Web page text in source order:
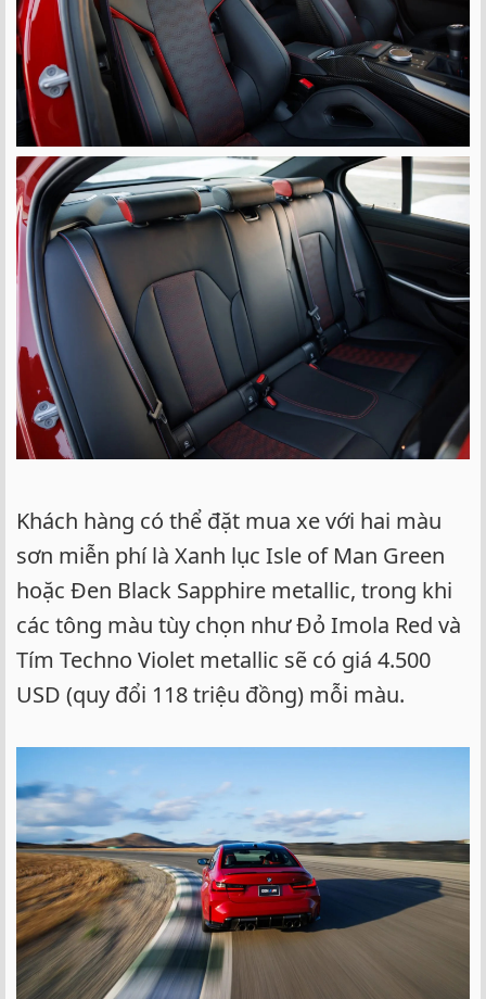
Khách hàng có thể đặt mua xe với hai màu
sơn miễn phí là Xanh lục Isle of Man Green
hoặc Đen Black Sapphire metallic, trong khi
các tông màu tùy chọn như Đỏ Imola Red và
Tím Techno Violet metallic sẽ có giá 4.500
USD (quy đổi 118 triệu đồng) mỗi màu.